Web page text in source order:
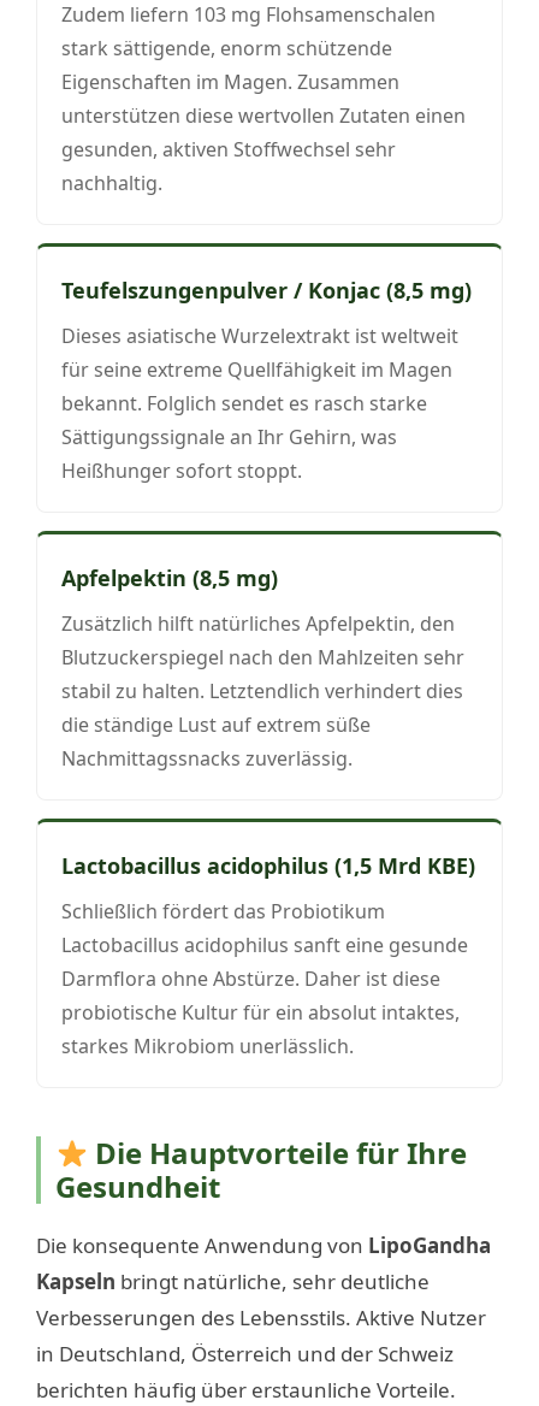
Zudem liefern 103 mg Flohsamenschalen
stark sättigende, enorm schützende
Eigenschaften im Magen. Zusammen
unterstützen diese wertvollen Zutaten einen
gesunden, aktiven Stoffwechsel sehr
nachhaltig.
Teufelszungenpulver / Konjac (8,5 mg)
Dieses asiatische Wurzelextrakt ist weltweit
für seine extreme Quellfähigkeit im Magen
bekannt. Folglich sendet es rasch starke
Sättigungssignale an Ihr Gehirn, was
Heißhunger sofort stoppt.
Apfelpektin (8,5 mg)
Zusätzlich hilft natürliches Apfelpektin, den
Blutzuckerspiegel nach den Mahlzeiten sehr
stabil zu halten. Letztendlich verhindert dies
die ständige Lust auf extrem süße
Nachmittagssnacks zuverlässig.
Lactobacillus acidophilus (1,5 Mrd KBE)
Schließlich fördert das Probiotikum
Lactobacillus acidophilus sanft eine gesunde
Darmflora ohne Abstürze. Daher ist diese
probiotische Kultur für ein absolut intaktes,
starkes Mikrobiom unerlässlich.
Die Hauptvorteile für Ihre
Gesundheit
Die konsequente Anwendung von LipoGandha
Kapseln bringt natürliche, sehr deutliche
Verbesserungen des Lebensstils. Aktive Nutzer
in Deutschland, Österreich und der Schweiz
berichten häufig über erstaunliche Vorteile.